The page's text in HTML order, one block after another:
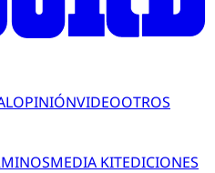
OPINIÓNVIDEOOTROS
MEDIA KITEDICIONES